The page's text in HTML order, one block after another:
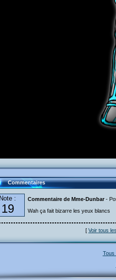
Commentaires
Note :
19
Commentaire de Mme-Dunbar -
Wah ça fait bizarre les yeux blancs
[ Voir tous
Tous